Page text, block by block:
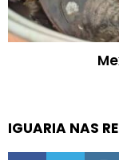
IGUARIA NAS
facebooktwitter